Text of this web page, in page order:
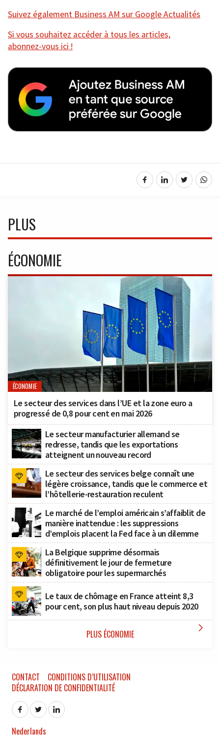
Suivez également Business AM sur Google Actualités
Si vous souhaitez accéder à tous les articles,
abonnez-vous ici !
PLUS
ÉCONOMIE
ÉCONOMIE
Le secteur des services dans l’UE et la zone euro a
progressé de 0,8 pour cent en mai 2026
Le secteur manufacturier allemand se
redresse, tandis que les exportations
atteignent un nouveau record
Le secteur des services belge connaît une
légère croissance, tandis que le commerce et
l’hôtellerie-restauration reculent
Le marché de l’emploi américain s’affaiblit de
manière inattendue : les suppressions
d’emplois placent la Fed face à un dilemme
La Belgique supprime désormais
définitivement le jour de fermeture
obligatoire pour les supermarchés
Le taux de chômage en France atteint 8,3
pour cent, son plus haut niveau depuis 2020
PLUS ÉCONOMIE 
CONTACT
CONDITIONS D’UTILISATION
DÉCLARATION DE CONFIDENTIALITÉ
Nederlands